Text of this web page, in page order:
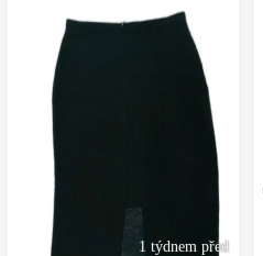
1 týdnem před